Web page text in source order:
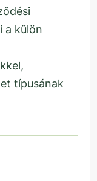
a külön
típusának